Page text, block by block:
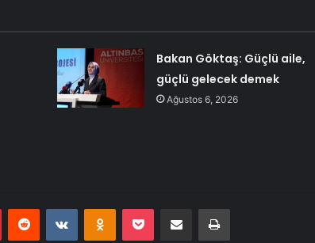
Bakan Göktaş: Güçlü aile,
güçlü gelecek demek
Ağustos 6, 2026
PinterestReddit VKontakteOdnoklassniki
Pocket E-Posta ile paylaş Yazdır